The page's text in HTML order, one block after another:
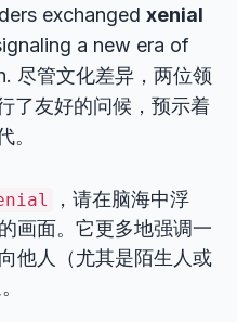
exchanged xenial
a new era of
尽管文化差异，两位领
了友好的问候，预示着
。
，请在脑海中浮
画面。它更多地强调一
他人（尤其是陌生人或